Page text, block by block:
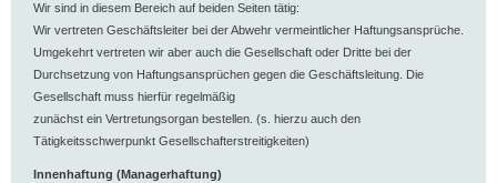
Wir sind in diesem Bereich auf beiden Seiten tätig:
Wir vertreten Geschäftsleiter bei der Abwehr vermeintlicher Haftungsansprüche.
Umgekehrt vertreten wir aber auch die Gesellschaft oder Dritte bei der
Durchsetzung von Haftungsansprüchen gegen die Geschäftsleitung. Die
Gesellschaft muss hierfür regelmäßig
zunächst ein Vertretungsorgan bestellen. (s. hierzu auch den
Tätigkeitsschwerpunkt Gesellschafterstreitigkeiten)
Innenhaftung (Managerhaftung)